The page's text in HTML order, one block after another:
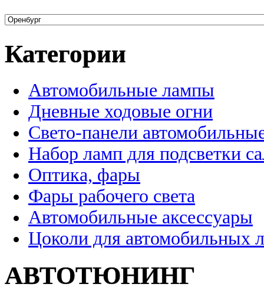
Категории
Автомобильные лампы
Дневные ходовые огни
Свето-панели
Набор ламп для подсветки
Оптика, фары
Фары рабочего света
Автомобильные аксессуары
Цоколи для автомобильных
АВТОТЮНИНГ